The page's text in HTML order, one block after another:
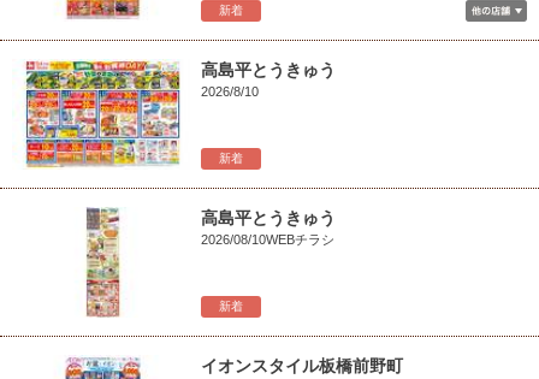
新着
新着
高島平とうきゅう
2026/8/10
新着
高島平とうきゅう
2026/08/10WEBチラシ
イオンスタイル板橋前野町